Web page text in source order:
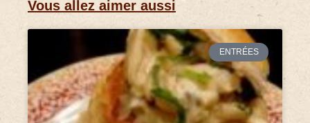
Vous allez aimer aussi
ENTRÉES